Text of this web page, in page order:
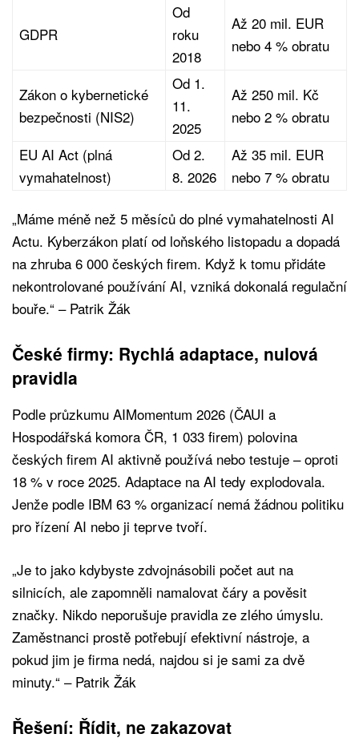
GDPR
Od
roku
2018
Až 20 mil. EUR
nebo 4 % obratu
Zákon o kybernetické
bezpečnosti (NIS2)
Od 1.
11.
2025
Až 250 mil. Kč
nebo 2 % obratu
EU AI Act (plná
vymahatelnost)
Od 2.
8. 2026
Až 35 mil. EUR
nebo 7 % obratu
„Máme méně než 5 měsíců do plné vymahatelnosti AI
Actu. Kyberzákon platí od loňského listopadu a dopadá
na zhruba 6 000 českých firem. Když k tomu přidáte
nekontrolované používání AI, vzniká dokonalá regulační
bouře.“ – Patrik Žák
České firmy: Rychlá adaptace, nulová
pravidla
Podle průzkumu AIMomentum 2026 (ČAUI a
Hospodářská komora ČR, 1 033 firem) polovina
českých firem AI aktivně používá nebo testuje – oproti
18 % v roce 2025. Adaptace na AI tedy explodovala.
Jenže podle IBM 63 % organizací nemá žádnou politiku
pro řízení AI nebo ji teprve tvoří.
„Je to jako kdybyste zdvojnásobili počet aut na
silnicích, ale zapomněli namalovat čáry a pověsit
značky. Nikdo neporušuje pravidla ze zlého úmyslu.
Zaměstnanci prostě potřebují efektivní nástroje, a
pokud jim je firma nedá, najdou si je sami za dvě
minuty.“ – Patrik Žák
Řešení: Řídit, ne zakazovat